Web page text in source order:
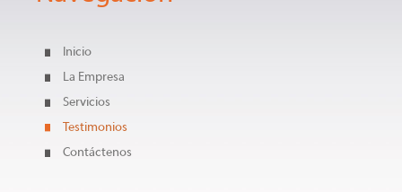
Inicio
La Empresa
Servicios
Testimonios
Contáctenos